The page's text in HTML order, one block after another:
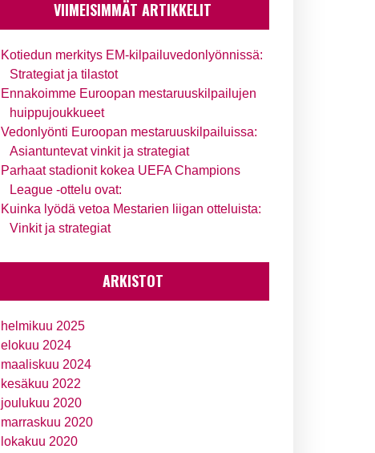
VIIMEISIMMÄT ARTIKKELIT
Kotiedun merkitys EM-kilpailuvedonlyönnissä:
Strategiat ja tilastot
Ennakoimme Euroopan mestaruuskilpailujen
huippujoukkueet
Vedonlyönti Euroopan mestaruuskilpailuissa:
Asiantuntevat vinkit ja strategiat
Parhaat stadionit kokea UEFA Champions
League -ottelu ovat:
Kuinka lyödä vetoa Mestarien liigan otteluista:
Vinkit ja strategiat
ARKISTOT
helmikuu 2025
elokuu 2024
maaliskuu 2024
kesäkuu 2022
joulukuu 2020
marraskuu 2020
lokakuu 2020